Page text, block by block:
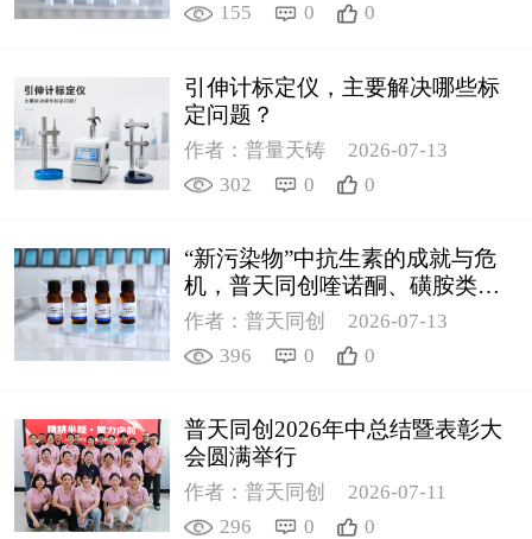
155
0 0
引伸计标定仪，主要解决哪些标
定问题？
作者：普量天铸
2026-07-13
302
0 0
“新污染物”中抗生素的成就与危
机，普天同创喹诺酮、磺胺类质
控新品筑牢环境安全防线
作者：普天同创
2026-07-13
396
0 0
普天同创2026年中总结暨表彰大
会圆满举行
作者：普天同创
2026-07-11
296
0 0